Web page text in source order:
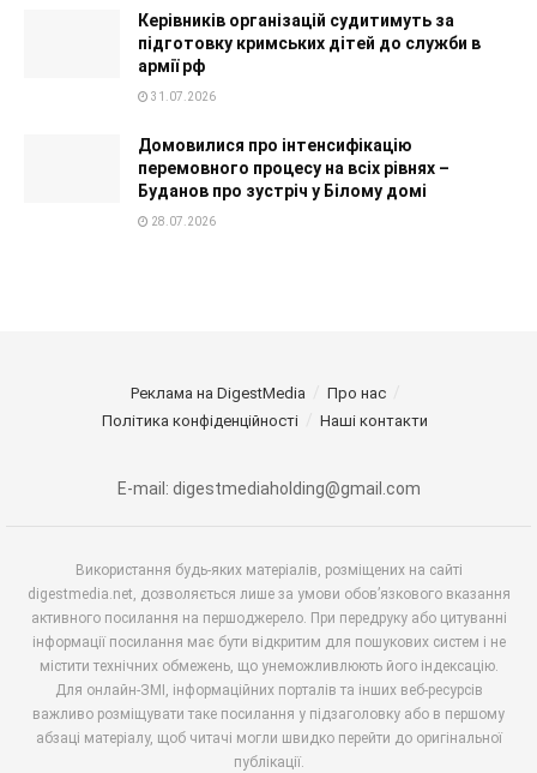
Керівників організацій судитимуть за
підготовку кримських дітей до служби в
армії рф
31.07.2026
Домовилися про інтенсифікацію
перемовного процесу на всіх рівнях –
Буданов про зустріч у Білому домі
28.07.2026
Реклама на DigestMedia
Про нас
Політика конфіденційності
Наші контакти
E-mail: digestmediaholding@gmail.com
Використання будь-яких матеріалів, розміщених на сайті
digestmedia.net, дозволяється лише за умови обов’язкового вказання
активного посилання на першоджерело. При передруку або цитуванні
інформації посилання має бути відкритим для пошукових систем і не
містити технічних обмежень, що унеможливлюють його індексацію.
Для онлайн-ЗМІ, інформаційних порталів та інших веб-ресурсів
важливо розміщувати таке посилання у підзаголовку або в першому
абзаці матеріалу, щоб читачі могли швидко перейти до оригінальної
публікації.